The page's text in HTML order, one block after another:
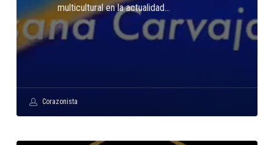
multicultural en la actualidad…
Corazonista